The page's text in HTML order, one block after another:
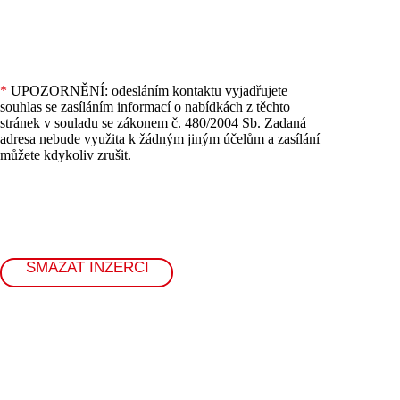
* UPOZORNĚNÍ: odesláním kontaktu vyjadřujete
souhlas se zasíláním informací o nabídkách z těchto
stránek v souladu se zákonem č. 480/2004 Sb. Zadaná
adresa nebude využita k žádným jiným účelům a zasílání
můžete kdykoliv zrušit.
SMAZAT INZERCI